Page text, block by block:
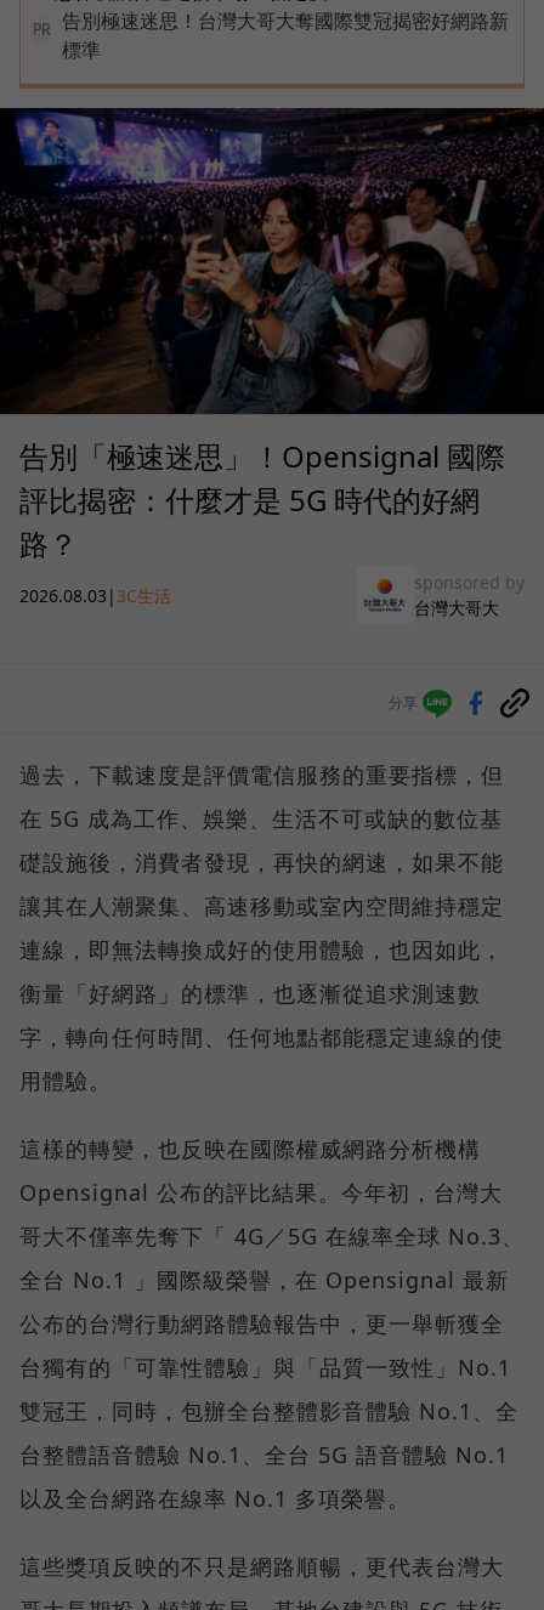
PR
告別極速迷思！台灣大哥大奪國際雙冠揭密好網路新
標準
告別「極速迷思」！Opensignal 國際
評比揭密：什麼才是 5G 時代的好網
路？
2026.08.03 | 3C生活
sponsored by
台灣大哥大
分享
過去，下載速度是評價電信服務的重要指標，但
在 5G 成為工作、娛樂、生活不可或缺的數位基
礎設施後，消費者發現，再快的網速，如果不能
讓其在人潮聚集、高速移動或室內空間維持穩定
連線，即無法轉換成好的使用體驗，也因如此，
衡量「好網路」的標準，也逐漸從追求測速數
字，轉向任何時間、任何地點都能穩定連線的使
用體驗。
這樣的轉變，也反映在國際權威網路分析機構
Opensignal 公布的評比結果。今年初，台灣大
哥大不僅率先奪下「 4G／5G 在線率全球 No.3、
全台 No.1 」國際級榮譽，在 Opensignal 最新
公布的台灣行動網路體驗報告中，更一舉斬獲全
台獨有的「可靠性體驗」與「品質一致性」No.1
雙冠王，同時，包辦全台整體影音體驗 No.1、全
台整體語音體驗 No.1、全台 5G 語音體驗 No.1
以及全台網路在線率 No.1 多項榮譽。
這些獎項反映的不只是網路順暢，更代表台灣大